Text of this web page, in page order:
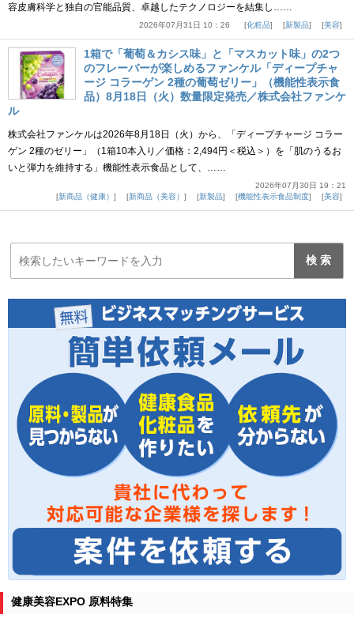
容皮膚科学と独自の官能品質、卓越したテクノロジーを結集し……
2026年07月31日 10：26 化粧品 新製品 美容
1箱で「葡萄＆カシス味」と「マスカット味」の2つ
のフレーバーが楽しめるファンケル「ディープチャ
ージ コラーゲン 2種の葡萄ゼリー」（機能性表示食
品）8月18日（火）数量限定発売／株式会社ファンケ
ル
株式会社ファンケルは2026年8月18日（火）から、「ディープチャージ コラー
ゲン 2種のゼリー」（1箱10本入り／価格：2,494円＜税込＞）を「肌のうるお
いと弾力を維持する」機能性表示食品として、……
2026年07月30日 19：21
新商品（健康）
新商品（美容） 新製品 機能性表示食品制度 美容
健康美容EXPO 原料特集